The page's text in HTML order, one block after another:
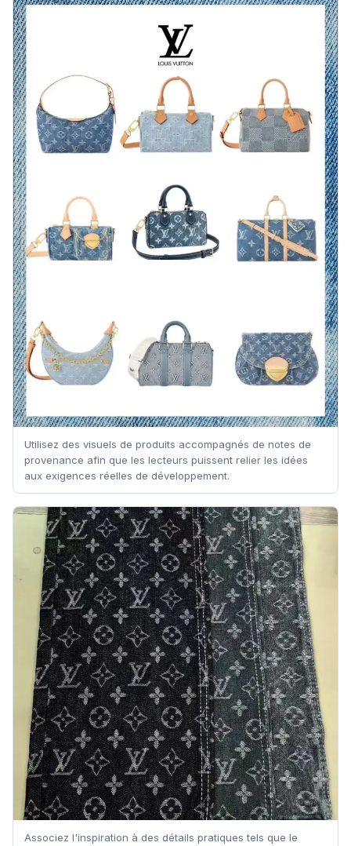
Utilisez des visuels de produits accompagnés de notes de
provenance afin que les lecteurs puissent relier les idées
aux exigences réelles de développement.
Associez l'inspiration à des détails pratiques tels que le